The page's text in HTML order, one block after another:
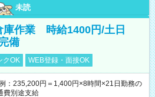
未読
庫作業 時給1400円/土日
備
クOK WEB登録・面接OK
：235,200円＝1,400円×8時間×21日勤務の
費別途支給